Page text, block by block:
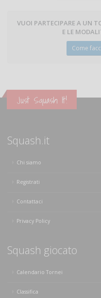
VUOI PARTECIPARE A UN
E LE
Come
Just Squash It!
Squash.it
Chi siamo
Registrati
Contattaci
Privacy Policy
Squash giocato
Calendario Tornei
Classifica